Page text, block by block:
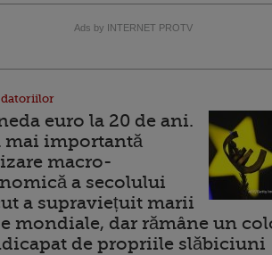
Ads by INTERNET PROTV
datoriilor
euro la 20 de ani.
mai importantă
macro-
a secolului
a supraviețuit marii
mondiale, dar rămâne un
de propriile slăbiciuni